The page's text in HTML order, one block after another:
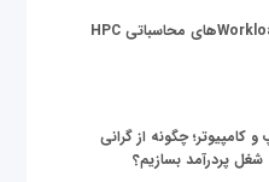
کامپیوتر؛ چگونه از گرانی
پردرآمد بسازیم؟